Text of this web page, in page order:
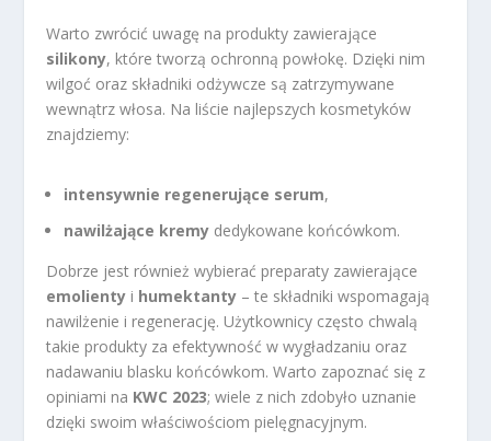
Warto zwrócić uwagę na produkty zawierające
silikony, które tworzą ochronną powłokę. Dzięki nim
wilgoć oraz składniki odżywcze są zatrzymywane
wewnątrz włosa. Na liście najlepszych kosmetyków
znajdziemy:
intensywnie regenerujące serum,
nawilżające kremy dedykowane końcówkom.
Dobrze jest również wybierać preparaty zawierające
emolienty i humektanty – te składniki wspomagają
nawilżenie i regenerację. Użytkownicy często chwalą
takie produkty za efektywność w wygładzaniu oraz
nadawaniu blasku końcówkom. Warto zapoznać się z
opiniami na KWC 2023; wiele z nich zdobyło uznanie
dzięki swoim właściwościom pielęgnacyjnym.